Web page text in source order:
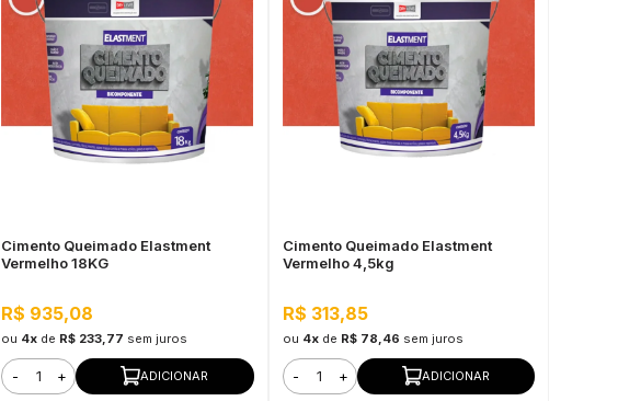
Cimento Queimado Elastment
Vermelho 18KG
R$ 935,08
ou 4x de R$ 233,77 sem juros
- + ADICIONAR
Cimento Queimado Elastment
Vermelho 4,5kg
R$ 313,85
ou 4xde R$ 78,46 sem juros
- + ADICIONAR